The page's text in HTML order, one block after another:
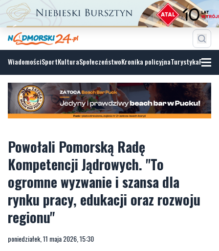
WiadomościSportKulturaSpołeczeństwoKronika policyjnaTurystyka
Powołali Pomorską Radę
Kompetencji Jądrowych. "To
ogromne wyzwanie i szansa dla
rynku pracy, edukacji oraz rozwoju
regionu"
poniedziałek, 11 maja 2026, 15:30